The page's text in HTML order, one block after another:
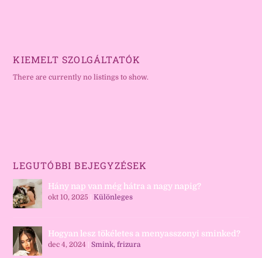
KIEMELT SZOLGÁLTATÓK
There are currently no listings to show.
LEGUTÓBBI BEJEGYZÉSEK
Hány nap van még hátra a nagy napig?
okt 10, 2025 |Különleges
Hogyan lesz tökéletes a menyasszonyi sminked?
dec 4, 2024 |Smink, frizura